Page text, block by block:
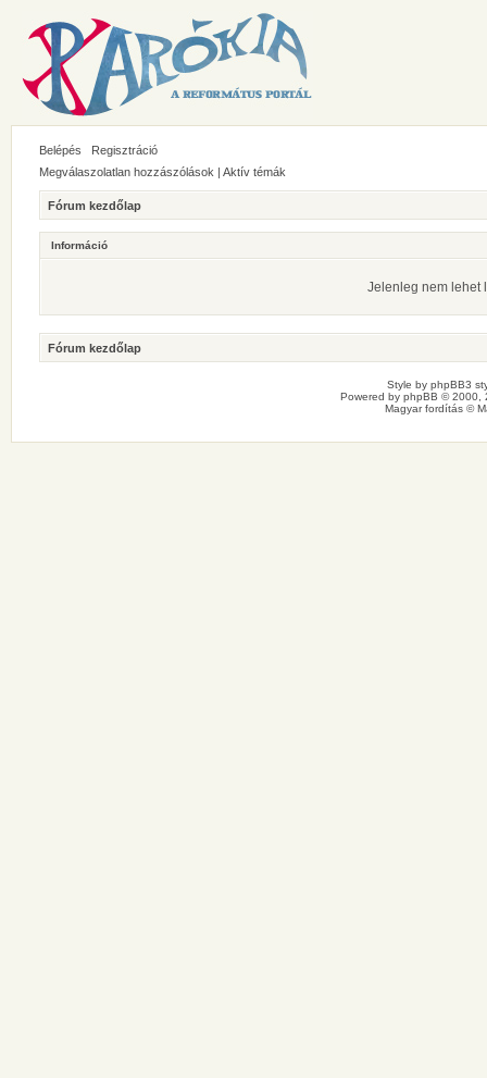
Belépés
Regisztráció
Megválaszolatlan hozzászólások | Aktív témák
Fórum kezdőlap
Információ
Jelenleg nem lehet
Fórum kezdőlap
Style by phpBB3
Powered by phpBB © 2000,
Magyar fordítás ©